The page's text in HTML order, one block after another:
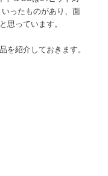
ったものがあり、面
思っています。
を紹介しておきます。